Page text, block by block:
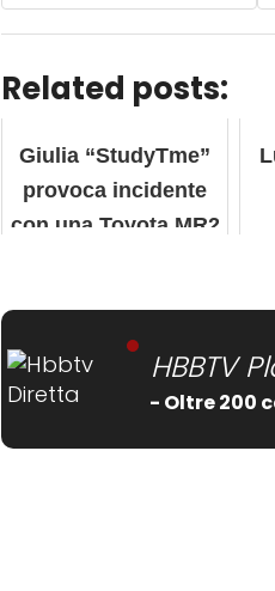
Related posts:
Giulia “StudyTme”
provoca incidente
con una Toyota MR2
HBBTV
- Oltre 200